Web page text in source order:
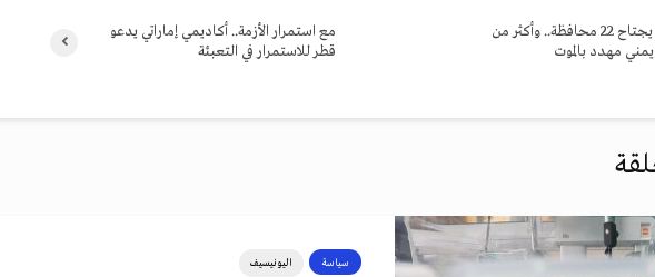
مع استمرار الأزمة.. أكاديمي إماراتي يدعو
قطر للاستمرار في التعبئة
الكوليرا يجتاح 22 محافظة.. وأكثر من
سياسة اليونيسيف